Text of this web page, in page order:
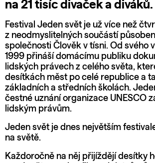
na 21 tisíc divaček a diváků.
Festival Jeden svět je už více než
z neodmyslitelných součástí
společnosti Člověk v tísni. Od svého
1999 přináší domácímu publiku
lidských právech z celého světa,
desítkách měst po celé republice a
základních a středních školách.
čestné uznání organizace UNESCO
lidským právům.
Jeden svět je dnes největším
na světě.
Každoročně na něj přijíždějí desítky